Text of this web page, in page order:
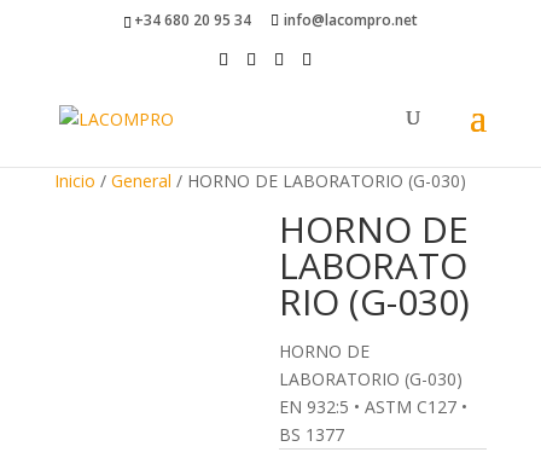
+34 680 20 95 34 info@lacompro.net
Inicio / General / HORNO DE LABORATORIO (G-030)
HORNO DE
LABORATO
RIO (G-030)
HORNO DE
LABORATORIO (G-030)
EN 932:5 • ASTM C127 •
BS 1377